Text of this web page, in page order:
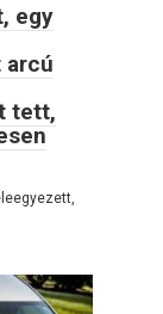
egy
arcú
tett,